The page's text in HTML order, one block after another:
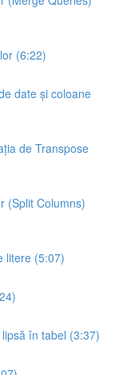
(6:22)
date și coloane
de Transpose
(Split Columns)
litere (5:07)
în tabel (3:37)